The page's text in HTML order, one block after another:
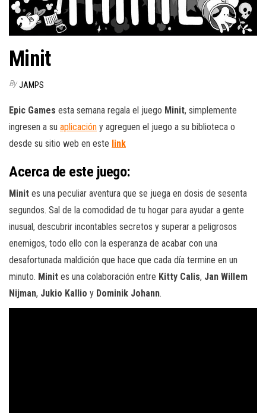
Minit
By JAMPS
Epic Games esta semana regala el juego Minit, simplemente
ingresen a su aplicación y agreguen el juego a su biblioteca o
desde su sitio web en este link
Acerca de este juego:
Minit es una peculiar aventura que se juega en dosis de sesenta
segundos. Sal de la comodidad de tu hogar para ayudar a gente
inusual, descubrir incontables secretos y superar a peligrosos
enemigos, todo ello con la esperanza de acabar con una
desafortunada maldición que hace que cada día termine en un
minuto. Minit es una colaboración entre Kitty Calis, Jan Willem
Nijman, Jukio Kallio y Dominik Johann.